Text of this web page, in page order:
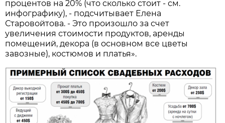
процентов на 20% (что сколько стоит - см.
инфографику), - подсчитывает Елена
Старовойтова. - Это произошло за счет
увеличения стоимости продуктов, аренды
помещений, декора (в основном все цветы
завозные), костюмов и платья».